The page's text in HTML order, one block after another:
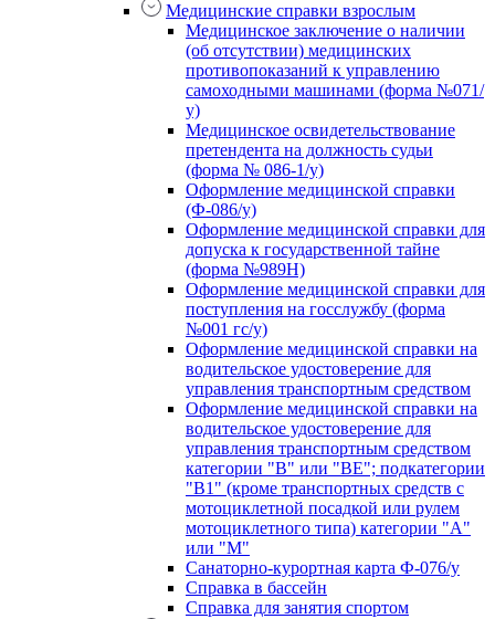
Медицинские справки взрослым
Медицинское заключение о наличии
(об отсутствии) медицинских
противопоказаний к управлению
самоходными машинами (форма №071/
у)
Медицинское освидетельствование
претендента на должность судьи
(форма № 086-1/у)
Оформление медицинской справки
(Ф-086/у)
Оформление медицинской справки для
допуска к государственной тайне
(форма №989Н)
Оформление медицинской справки для
поступления на госслужбу (форма
№001 гс/у)
Оформление медицинской справки на
водительское удостоверение для
управления транспортным средством
Оформление медицинской справки на
водительское удостоверение для
управления транспортным средством
категории "В" или "BE"; подкатегории
"В1" (кроме транспортных средств с
мотоциклетной посадкой или рулем
мотоциклетного типа) категории "А"
или "М"
Санаторно-курортная карта Ф-076/у
Справка в бассейн
Справка для занятия спортом